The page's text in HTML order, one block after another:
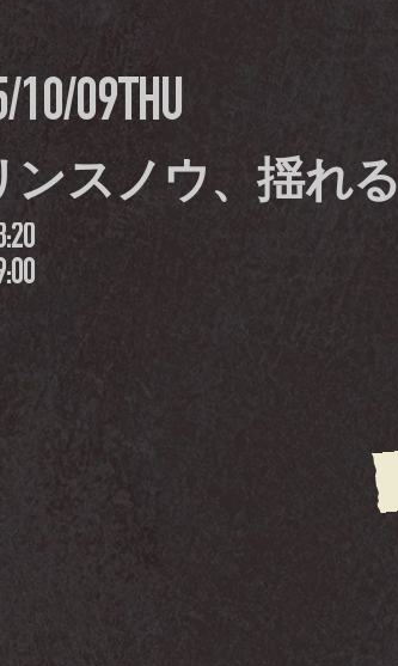
10/09THU
ンスノウ、揺れる